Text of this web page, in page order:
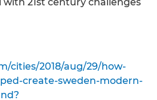
cities/2018/aug/29/how-
create-sweden-modern-